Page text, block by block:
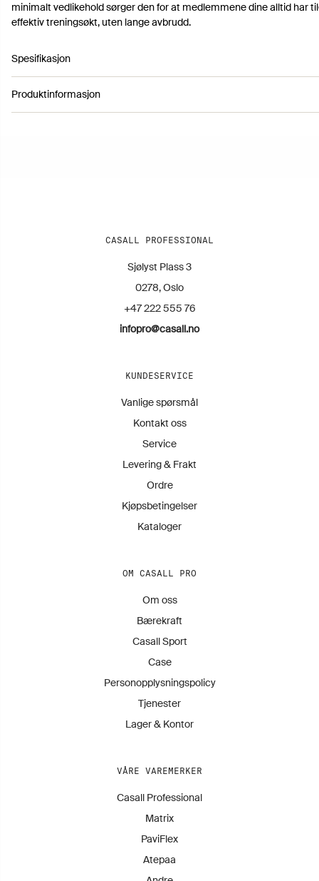
minimalt vedlikehold sørger den for at medlemmene dine alltid har
effektiv treningsøkt, uten lange avbrudd.
Spesifikasjon
Artikkelnummer 3112042
Produktinformasjon
CASALL PROFESSIONAL
Sjølyst Plass 3
0278, Oslo
+47 222 555 76
infopro@casall.no
KUNDESERVICE
Vanlige spørsmål
Kontakt oss
Service
Levering & Frakt
Ordre
Kjøpsbetingelser
Kataloger
OM CASALL PRO
Om oss
Bærekraft
Casall Sport
Case
Personopplysningspolicy
Tjenester
Lager & Kontor
VÅRE VAREMERKER
Casall Professional
Matrix
PaviFlex
Atepaa